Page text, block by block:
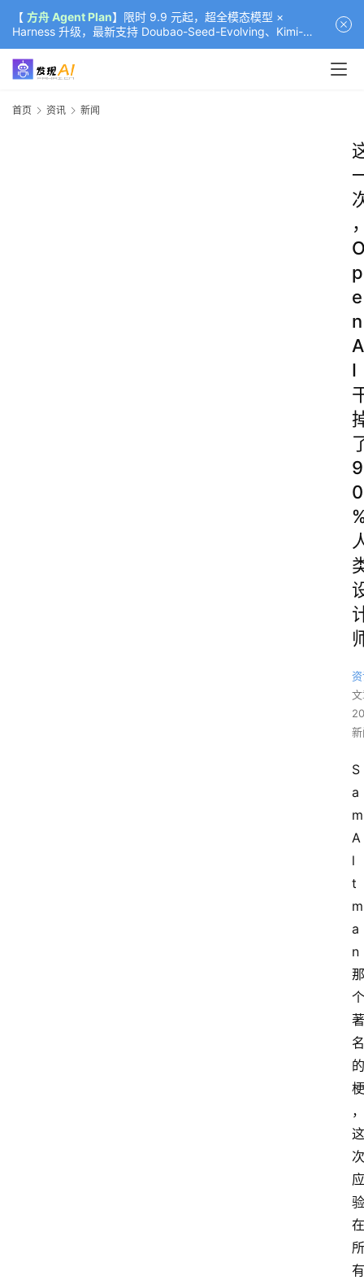
【 方舟 Agent Plan】限时 9.9 元起，超全模态模型 ×
Harness 升级，最新支持 Doubao-Seed-Evolving、Kimi-
K3（部分）、GLM-5.2
首页 资讯 新闻
p
e
n
A
I
9
0
S
a
m
A
l
t
m
a
n
那
个
著
名
的
梗
，
这
次
应
验
在
所
有